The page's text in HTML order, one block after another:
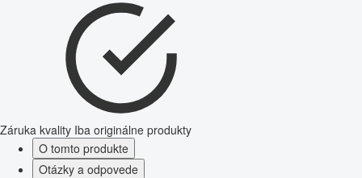
Záruka kvality Iba originálne produkty
O tomto produkte
Otázky a odpovede